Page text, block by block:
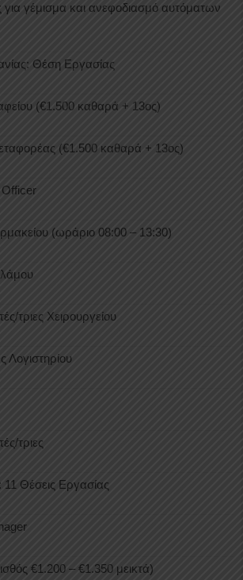
για γέμισμα και ανεφοδιασμό αυτόματων
Θέση Εργασίας
(€1.500 καθαρά + 13ος)
(€1.500 καθαρά + 13ος)
Officer
(ωράριο 08:00 – 13:30)
τριες Χειρουργείου
Λογιστηρίου
τριες
Θέσεις Εργασίας
€1.200 – €1.350 μεικτά)